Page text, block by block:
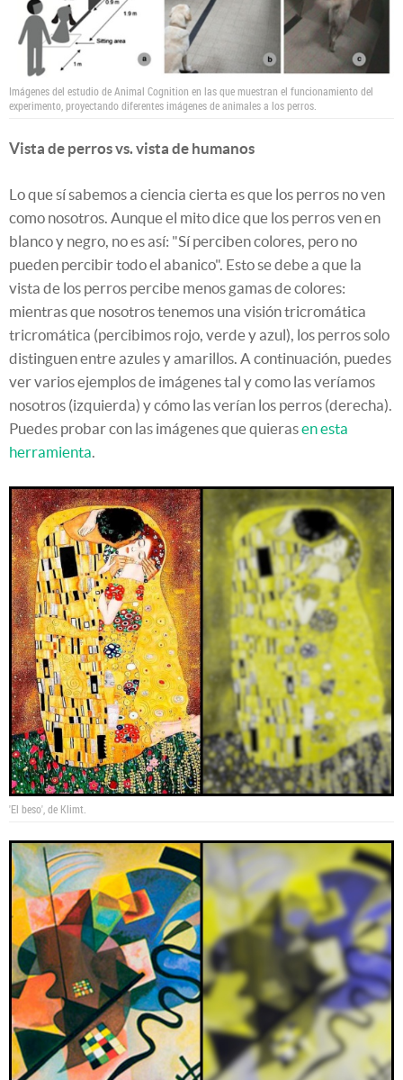
Imágenes del estudio de Animal Cognition en las que muestran el funcionamiento del
experimento, proyectando diferentes imágenes de animales a los perros.
Vista de perros vs. vista de humanos
Lo que sí sabemos a ciencia cierta es que los perros no ven
como nosotros. Aunque el mito dice que los perros ven en
blanco y negro, no es así: "Sí perciben colores, pero no
pueden percibir todo el abanico". Esto se debe a que la
vista de los perros percibe menos gamas de colores:
mientras que nosotros tenemos una visión tricromática
tricromática (percibimos rojo, verde y azul), los perros solo
distinguen entre azules y amarillos. A continuación, puedes
ver varios ejemplos de imágenes tal y como las veríamos
nosotros (izquierda) y cómo las verían los perros (derecha).
Puedes probar con las imágenes que quierasen esta
herramienta
'El beso', de Klimt.